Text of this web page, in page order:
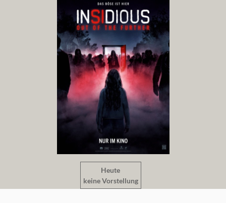
Heute
keine Vorstellung